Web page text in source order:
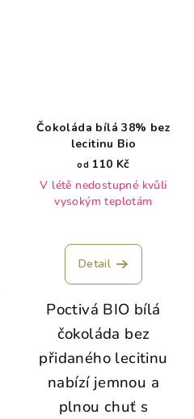
Čokoláda bílá 38% bez
lecitinu Bio
od 110 Kč
V létě nedostupné kvůli
vysokým teplotám
Detail
Poctivá BIO bílá
čokoláda bez
přidaného lecitinu
nabízí jemnou a
plnou chuť s